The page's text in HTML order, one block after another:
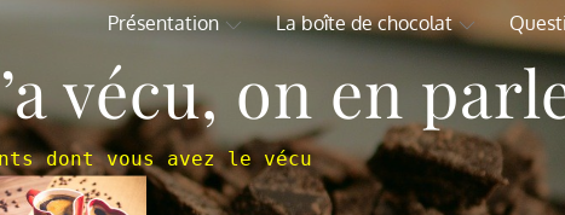
Présentation La boîte de chocolat
vécu, on en
dont vous avez le vécu